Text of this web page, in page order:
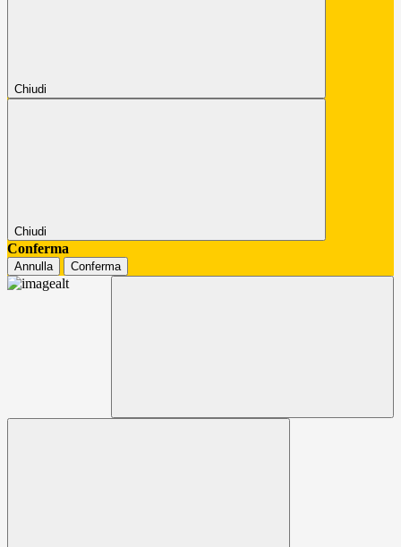
Chiudi
Chiudi
Conferma
Annulla Conferma